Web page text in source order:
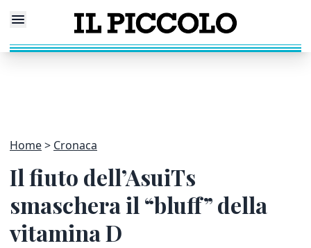
Home Cronaca
Il fiuto dell’AsuiTs
smaschera il “bluff” della
vitamina D